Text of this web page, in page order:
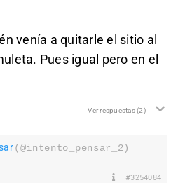
venía a quitarle el sitio al
Pues igual pero en el
Ver respuestas(2)
(@intento_pensar_2)
#3254084